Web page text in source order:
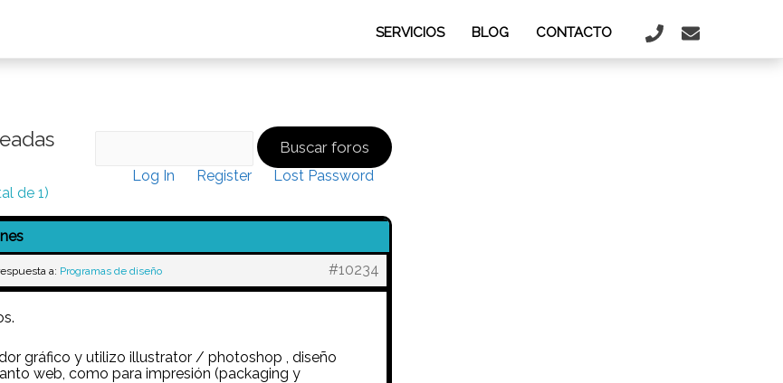
SERVICIOS BLOG CONTACTO
Log In Register
Lost Password
de 1)
a: Programas de diseño #10234
gráfico y utilizo illustrator / photoshop , diseño
web, como para impresión (packaging y